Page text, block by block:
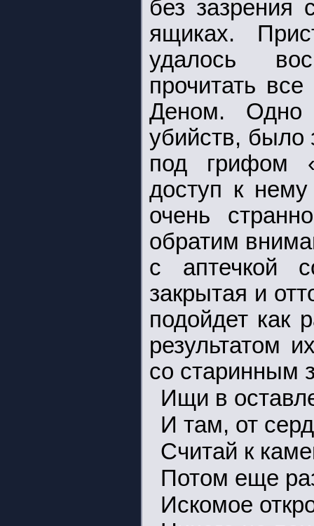
без зазрения
ящиках.
удалось
прочитать
Деном. Одно
убийств, было
под грифом
доступ к
очень
обратим
с аптечкой
закрытая и
подойдет как
результатом
со старинным
Ищи в
И там, от
Считай к
Потом еще
Искомое